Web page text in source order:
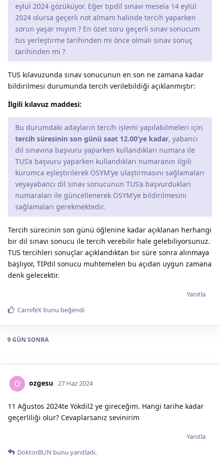
eylül 2024 gözüküyor. Eğer tıpdil sınavı mesela 14 eylül
2024 olursa geçerli not almam halinde tercih yaparken
sorun yaşar mıyım ? En özet soru geçerli sınav sonucum
tus yerleştirme tarihinden mi önce olmalı sınav sonuç
tarihinden mi ?
TUS kılavuzunda sınav sonucunun en son ne zamana kadar
bildirilmesi durumunda tercih verilebildiği açıklanmıştır:
İlgili kılavuz maddesi:
Bu durumdaki adayların tercih işlemi yapılabilmeleri için
tercih süresinin son günü saat 12.00’ye kadar, yabancı
dil sınavına başvuru yaparken kullandıkları numara ile
TUS’a başvuru yaparken kullandıkları numaranın ilgili
kurumca eşleştirilerek ÖSYM’ye ulaştırmasını sağlamaları
veyayabancı dil sınav sonucunun TUS’a başvurdukları
numaraları ile güncellenerek ÖSYM’ye bildirilmesini
sağlamaları gerekmektedir.
Tercih sürecinin son günü öğlenine kadar açıklanan herhangi
bir dil sınavı sonucu ile tercih verebilir hale gelebiliyorsunuz.
TUS tercihleri sonuçlar açıklandıktan bir süre sonra alınmaya
başlıyor, TIPdil sonucu muhtemelen bu açıdan uygun zamana
denk gelecektir.
Yanıtla
CarnifeX bunu beğendi
9 GÜN SONRA
O ozgesu 27 Haz 2024
11 Ağustos 2024te Yökdil2 ye gireceğim. Hangi tarihe kadar
geçerliliği olur? Cevaplarsanız sevinirim
Yanıtla
DoktorBUN bunu yanıtladı.